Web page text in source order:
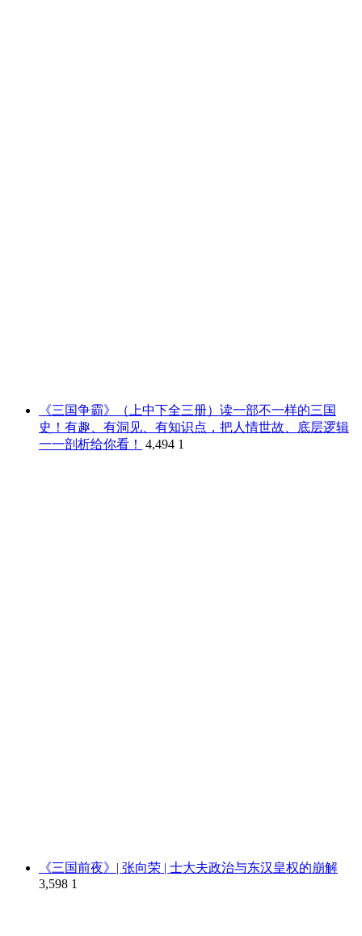
《三国争霸》（上中下全三册）读一部不一样的三国
史！有趣、有洞见、有知识点，把人情世故、底层逻辑
一一剖析给你看！
4,494 1
《三国前夜》| 张向荣 | 士大夫政治与东汉皇权的崩解
3,598 1